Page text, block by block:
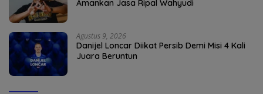
Amankan Jasa Ripal Wahyudi
Agustus 9, 2026
Danijel Loncar Diikat Persib Demi Misi 4 Kali
Juara Beruntun